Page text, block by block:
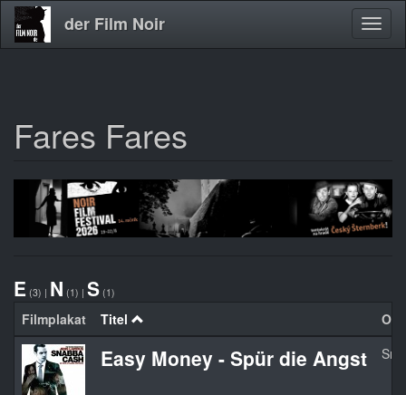
Direkt
zum
der Film Noir
Fares Fares
E (3) | N (1) | S (1)
Filmplakat Titel
Easy Money - Spür die Angst